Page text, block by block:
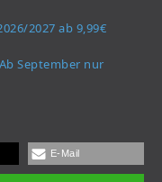
2027 ab 9,99€
September nur
E-Mail